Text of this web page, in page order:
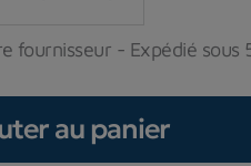
fournisseur - Expédié sous
au panier